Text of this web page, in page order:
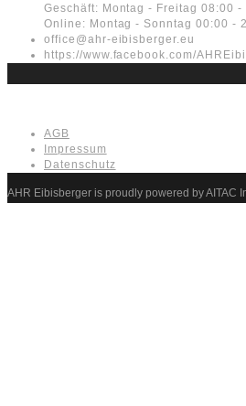
Geschäft: Montag - Freitag 08:00 -
Online: Montag - Sonntag 00:00 -
office@ahr-eibisberger.eu
https://www.facebook.com/
AGB
Impressum
Datenschutz
AHR Eibisberger is proudly powered by AITAC